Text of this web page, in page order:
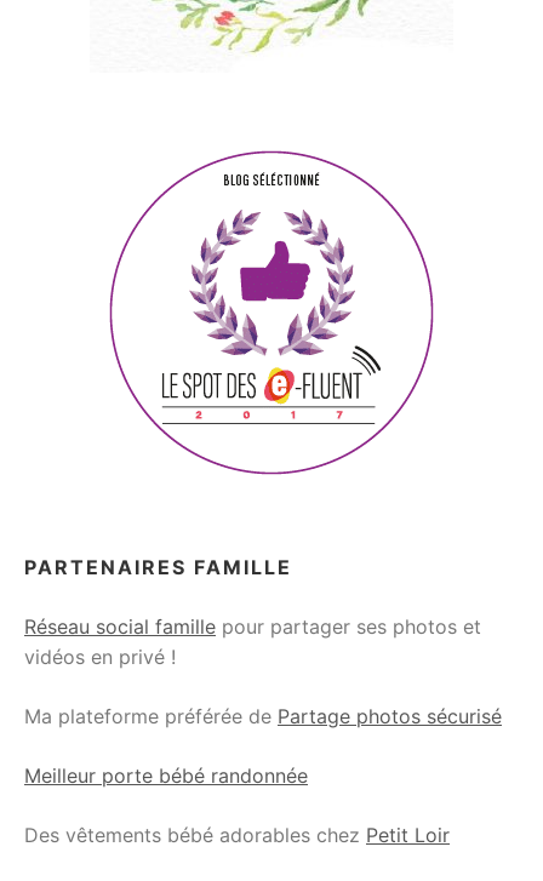
PARTENAIRES FAMILLE
Réseau social famille pour partager ses photos et
vidéos en privé !
Ma plateforme préférée de Partage photos sécurisé
Meilleur porte bébé randonnée
Des vêtements bébé adorables chez Petit Loir